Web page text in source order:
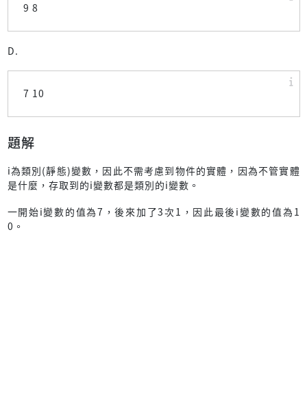
9 8
D.
7 10
題解
i為類別(靜態)變數，因此不需考慮到物件的實體，因為不管實體
是什麼，存取到的i變數都是類別的i變數。
一開始i變數的值為7，後來加了3次1，因此最後i變數的值為1
0。